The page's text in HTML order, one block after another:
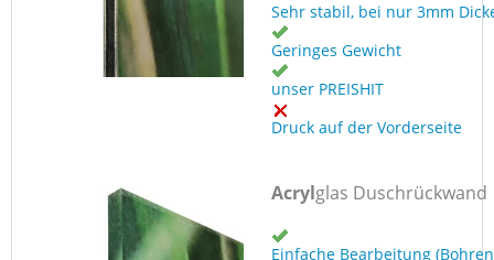
Sehr stabil, bei nur 3mm
Geringes Gewicht
unser PREISHIT
Druck auf der Vorderseite
Acrylglas Duschrückwand
Einfache Bearbeitung